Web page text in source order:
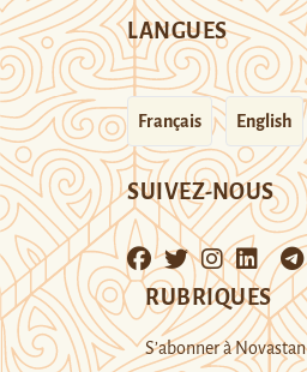
LANGUES
Français English
SUIVEZ-NOUS
RUBRIQUES
S’abonner à Novastan